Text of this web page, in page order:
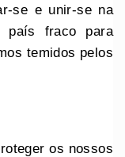
se e unir-se na
país fraco para
temidos pelos
os nossos